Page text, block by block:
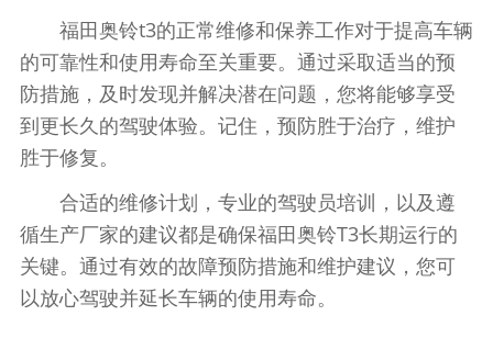
福田奥铃t3的正常维修和保养工作对于提高车辆
的可靠性和使用寿命至关重要。通过采取适当的预
防措施，及时发现并解决潜在问题，您将能够享受
到更长久的驾驶体验。记住，预防胜于治疗，维护
胜于修复。
合适的维修计划，专业的驾驶员培训，以及遵
循生产厂家的建议都是确保福田奥铃T3长期运行的
关键。通过有效的故障预防措施和维护建议，您可
以放心驾驶并延长车辆的使用寿命。